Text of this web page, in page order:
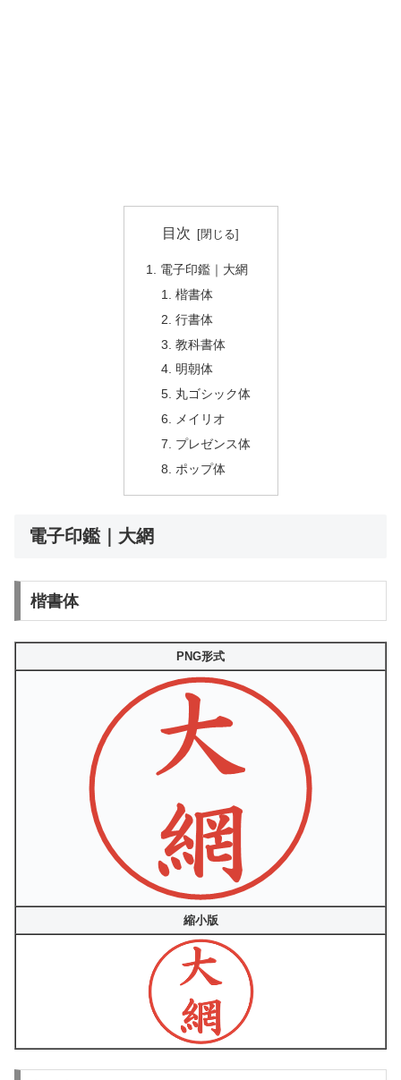
目次
電子印鑑｜大網
楷書体
行書体
教科書体
明朝体
丸ゴシック体
メイリオ
プレゼンス体
ポップ体
電子印鑑｜大網
楷書体
PNG形式
縮小版